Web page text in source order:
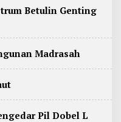
Betulin Genting
Madrasah
Pil Dobel L